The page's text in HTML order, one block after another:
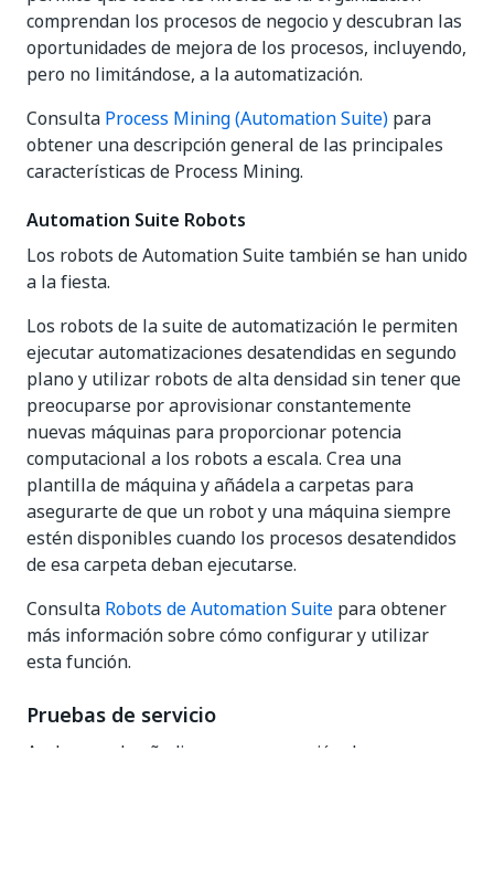
comprendan los procesos de negocio y descubran las
oportunidades de mejora de los procesos, incluyendo,
pero no limitándose, a la automatización.
Consulta Process Mining (Automation Suite) para
obtener una descripción general de las principales
características de Process Mining.
Automation Suite Robots
Los robots de Automation Suite también se han unido
a la fiesta.
Los robots de la suite de automatización le permiten
ejecutar automatizaciones desatendidas en segundo
plano y utilizar robots de alta densidad sin tener que
preocuparse por aprovisionar constantemente
nuevas máquinas para proporcionar potencia
computacional a los robots a escala. Crea una
plantilla de máquina y añádela a carpetas para
asegurarte de que un robot y una máquina siempre
estén disponibles cuando los procesos desatendidos
de esa carpeta deban ejecutarse.
Consulta Robots de Automation Suite para obtener
más información sobre cómo configurar y utilizar
esta función.
Pruebas de servicio
Acabamos de añadir una nueva opción de